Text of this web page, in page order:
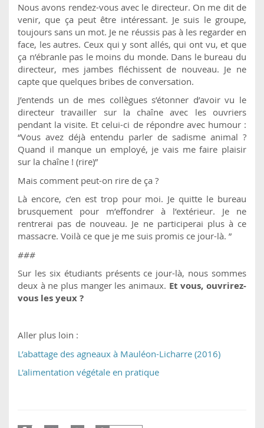
Nous avons rendez-vous avec le directeur. On me dit de
venir, que ça peut être intéressant. Je suis le groupe,
toujours sans un mot. Je ne réussis pas à les regarder en
face, les autres. Ceux qui y sont allés, qui ont vu, et que
ça n’ébranle pas le moins du monde. Dans le bureau du
directeur, mes jambes fléchissent de nouveau. Je ne
capte que quelques bribes de conversation.
J’entends un de mes collègues s’étonner d’avoir vu le
directeur travailler sur la chaîne avec les ouvriers
pendant la visite. Et celui-ci de répondre avec humour :
“Vous avez déjà entendu parler de sadisme animal ?
Quand il manque un employé, je vais me faire plaisir
sur la chaîne ! (rire)”
Mais comment peut-on rire de ça ?
Là encore, c’en est trop pour moi. Je quitte le bureau
brusquement pour m’effondrer à l’extérieur. Je ne
rentrerai pas de nouveau. Je ne participerai plus à ce
massacre. Voilà ce que je me suis promis ce jour-là. ”
###
Sur les six étudiants présents ce jour-là, nous sommes
deux à ne plus manger les animaux. Et vous, ouvrirez-
vous les yeux ?
Aller plus loin :
L’abattage des agneaux à Mauléon-Licharre (2016)
L'alimentation végétale en pratique